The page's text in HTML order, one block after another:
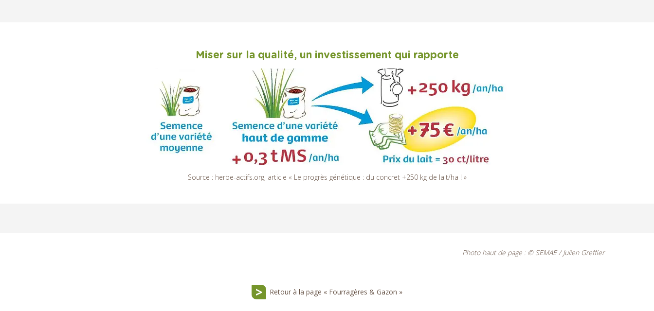
Miser sur la qualité, un investissement qui rapporte
Source : herbe-actifs.org, article « Le progrès génétique : du concret +250 kg de lait/ha ! »
Photo haut de page : © SEMAE / Julien Greffier
Retour à la page « Fourragères & Gazon »